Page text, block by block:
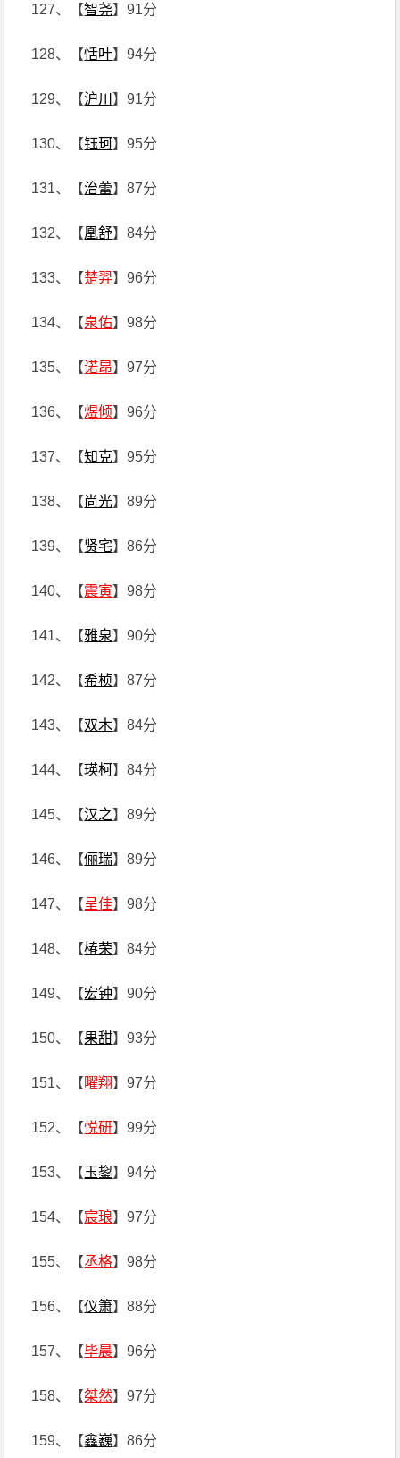
127、【智尧】91分
128、【恬叶】94分
129、【沪川 】91分
130、【钰珂】95分
131、【治蕾】87分
132、【凰舒】84分
133、【楚羿】96分
134、【泉佑】98分
135、【诺昂】97分
136、【煜倾】96分
137、【知克】95分
138、【尚光】89分
139、【贤宅】86分
140、【震寅】98分
141、【雅泉】90分
142、【希桢】87分
143、【双木】84分
144、【瑛柯】84分
145、【汉之】89分
146、【俪瑞】89分
147、【呈佳】98分
148、【椿荣】84分
149、【宏钟】90分
150、【果甜】93分
151、【曜翔】97分
152、【悦研】99分
153、【玉鋆】94分
154、【宸琅】97分
155、【丞格】98分
156、【仪箫】88分
157、【毕晨】96分
158、【桀然】97分
159、【鑫巍】86分